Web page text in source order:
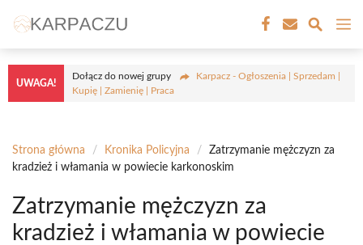
treści
UWAGA!
Dołącz do nowej grupy
Karpacz - Ogłoszenia | Sprzedam |
Kupię | Zamienię | Praca
Strona główna / Kronika Policyjna /
Zatrzymanie mężczyzn za
kradzież i włamania w powiecie karkonoskim
Zatrzymanie mężczyzn za
kradzież i włamania w powiecie